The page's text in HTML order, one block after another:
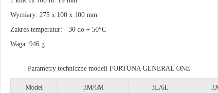
Wymiary: 275 x 100 x 100 mm
Zakres temperatur: - 30 do + 50°C
Waga: 946 g
Parametry techniczne modeli FORTUNA GENERAL ONE
Model 3M/6M 3L/6L